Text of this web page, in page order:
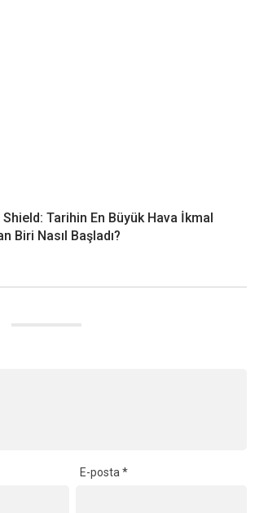
Tarihin En Büyük Hava İkmal
Biri Nasıl Başladı?
E-posta*